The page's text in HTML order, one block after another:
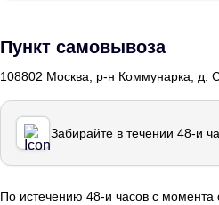
Пункт самовывоза
108802 Москва, р-н Коммунарка, д.
Забирайте в течении 48-и
По истечению 48-и часов с момента